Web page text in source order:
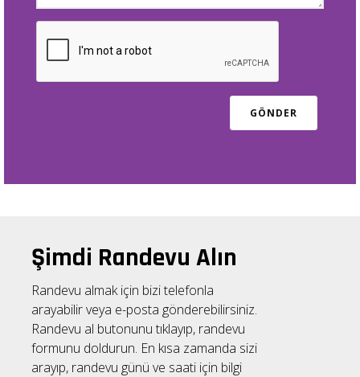
Şimdi Randevu Alın
Randevu almak için bizi telefonla
arayabilir veya e-posta gönderebilirsiniz.
Randevu al butonunu tıklayıp, randevu
formunu doldurun. En kısa zamanda sizi
arayıp, randevu günü ve saati için bilgi